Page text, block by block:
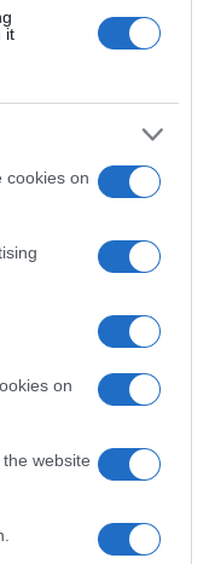
it
cookies on
on
website